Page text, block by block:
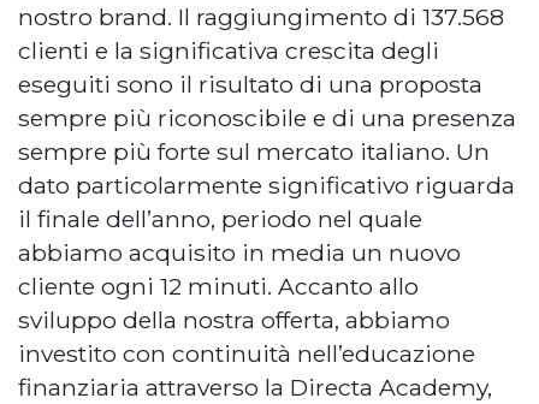
nostro brand. Il raggiungimento di 137.568
clienti e la significativa crescita degli
eseguiti sono il risultato di una proposta
sempre più riconoscibile e di una presenza
sempre più forte sul mercato italiano. Un
dato particolarmente significativo riguarda
il finale dell’anno, periodo nel quale
abbiamo acquisito in media un nuovo
cliente ogni 12 minuti. Accanto allo
sviluppo della nostra offerta, abbiamo
investito con continuità nell’educazione
finanziaria attraverso la Directa Academy,